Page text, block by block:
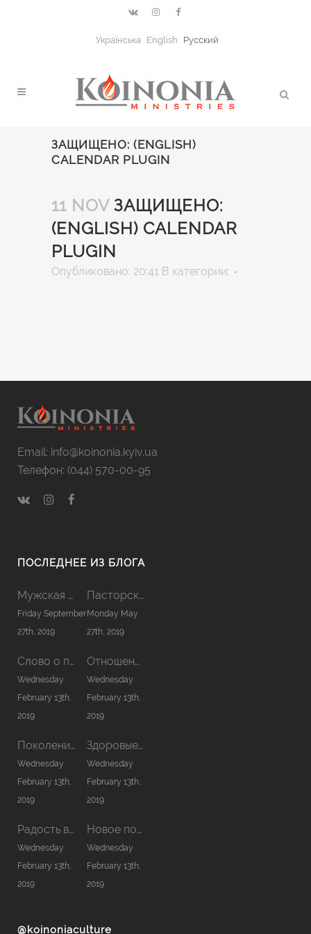
Українська English Русский
ЗАЩИЩЕНО: (ENGLISH)
CALENDAR PLUGIN
11 NOVЗАЩИЩЕНО:
(ENGLISH) CALENDAR
PLUGIN
Опубликовано: 20:41 В категории:
Email: info@koinonia.kyiv.ua
Телефон: (044) 570-00-95
ПОСЛЕДНЕЕ ИЗ БЛОГА
Мужская Койнония 2019
Friday September
27th, 2019
Пасторская Койнония 2019
Monday May
27th, 2019
Слово о причастии
Wednesday
February 13th,
2019
Отношения в семье
Wednesday
February 13th,
2019
Поколение нового сезона
Wednesday
February 13th,
2019
Здоровые отношения с Богом
Wednesday
February 13th,
2019
Радость в Господе — сила моя
Wednesday
February 13th,
2019
Новое помазание
Wednesday
February 13th,
2019
@koinoniaculture